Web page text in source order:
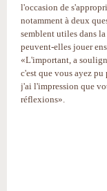
l'occasion de
notamment à deux
semblent utiles dans
peuvent-elles jouer
«L'important, a
c'est que vous ayez
j'ai l'impression que
réflexions».